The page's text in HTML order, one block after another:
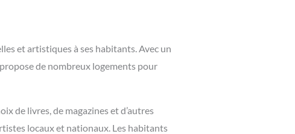
et artistiques à ses habitants. Avec un
de nombreux logements pour
de livres, de magazines et d’autres
locaux et nationaux. Les habitants